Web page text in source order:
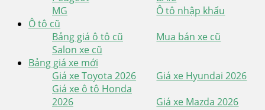
MG
Ô tô nhập khẩu
Ô tô cũ
Bảng giá ô tô cũ
Mua bán xe cũ
Salon xe cũ
Bảng giá xe mới
Giá xe Toyota 2026
Giá xe Hyundai 2026
Giá xe ô tô Honda
2026
Giá xe Mazda 2026